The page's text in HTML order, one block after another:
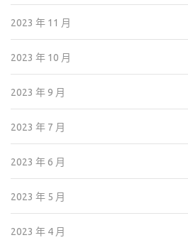
2023 年 11 月
2023 年 10 月
2023 年 9 月
2023 年 7 月
2023 年 6 月
2023 年 5 月
2023 年 4 月